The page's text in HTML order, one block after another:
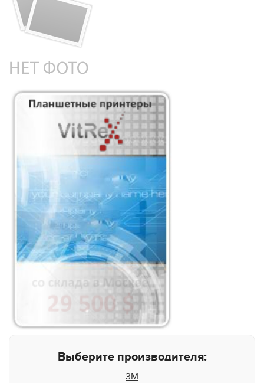
Выберите производителя:
3M